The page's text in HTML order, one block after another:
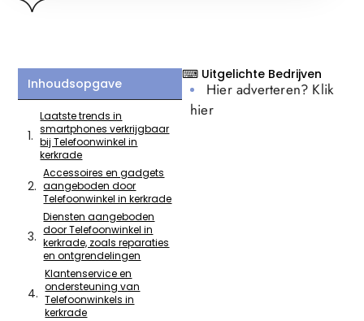
Inhoudsopgave
Laatste trends in
smartphones verkrijgbaar
bij Telefoonwinkel in
kerkrade
Accessoires en gadgets
aangeboden door
Telefoonwinkel in kerkrade
Diensten aangeboden
door Telefoonwinkel in
kerkrade, zoals reparaties
en ontgrendelingen
Klantenservice en
ondersteuning van
Telefoonwinkels in
kerkrade
⌨ Uitgelichte Bedrijven
Hier adverteren? Klik
hier